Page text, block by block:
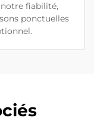
fiabilité,
ponctuelles